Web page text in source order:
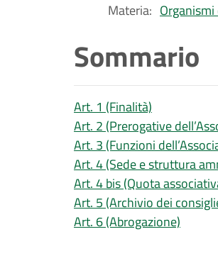
Materia:
Sommario
Art. 1 (Finalità)
Art. 2 (Prerogative
Art. 3 (Funzioni
Art. 4 (Sede e struttura
Art. 4 bis (Quota
Art. 5 (Archivio dei
Art. 6 (Abrogazione)